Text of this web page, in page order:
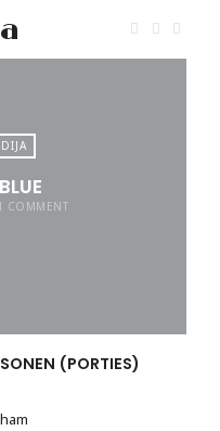
with
1 COMMENT
(PORTIES)